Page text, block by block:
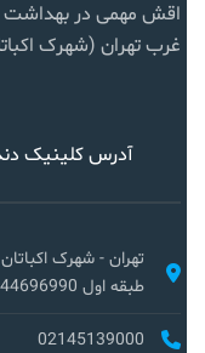
اقش مهمی در بهداشت
غرب تهران (شهرک
آدرس کلینیک
طبقه اول 02144696990
02145139000